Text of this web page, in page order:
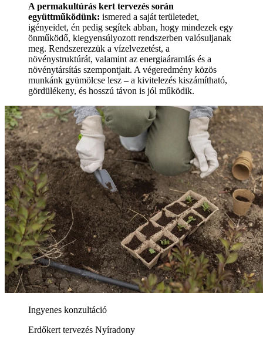
A permakultúrás kert tervezés során
együttműködünk: ismered a saját területedet,
igényeidet, én pedig segítek abban, hogy mindezek egy
önműködő, kiegyensúlyozott rendszerben valósuljanak
meg. Rendszerezzük a vízelvezetést, a
növénystruktúrát, valamint az energiaáramlás és a
növénytársítás szempontjait. A végeredmény közös
munkánk gyümölcse lesz – a kivitelezés kiszámítható,
gördülékeny, és hosszú távon is jól működik.
Ingyenes konzultáció
Erdőkert tervezés Nyíradony